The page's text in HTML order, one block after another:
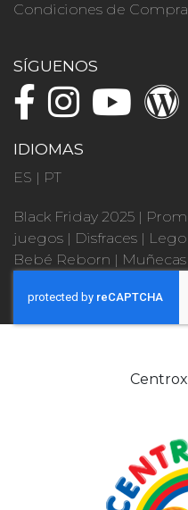
Condiciones de Compra
SÍGUENOS
IDIOMAS
ES | PT
Black Friday 2025 |
juegos | Disfraces | Lego
Bebé Reborn |